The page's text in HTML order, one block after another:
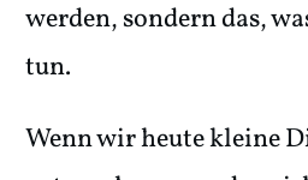
werden, sondern das,
tun.
Wenn wir heute kleine